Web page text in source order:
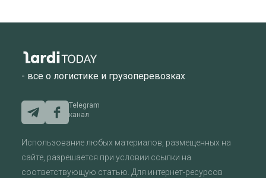
- все о логистике и грузоперевозках
Telegram
канал
Использование любых материалов, размещенных на
сайте, разрешается при условии ссылки на
соответствующую статью. Для интернет-ресурсов